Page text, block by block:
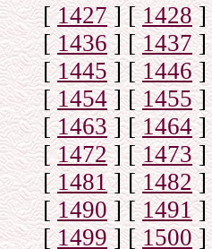
[1427] [1428]
[1436] [1437]
[1445] [1446]
[1454] [1455]
[1463] [1464]
[1472] [1473]
[1481] [1482]
[1490] [1491]
[1499] [1500]